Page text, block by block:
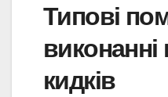
Типові
кидків